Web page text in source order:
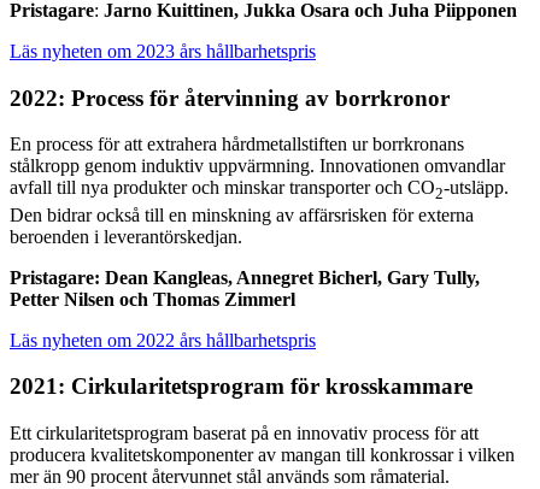
Pristagare: Jarno Kuittinen, Jukka Osara och Juha Piipponen
Läs nyheten om 2023 års hållbarhetspris
2022: Process för återvinning av borrkronor
En process för att extrahera hårdmetallstiften ur borrkronans
stålkropp genom induktiv uppvärmning. Innovationen omvandlar
avfall till nya produkter och minskar transporter och CO2-utsläpp.
Den bidrar också till en minskning av affärsrisken för externa
beroenden i leverantörskedjan.
Pristagare: Dean Kangleas, Annegret Bicherl, Gary Tully,
Petter Nilsen och Thomas Zimmerl
Läs nyheten om 2022 års hållbarhetspris
2021: Cirkularitetsprogram för krosskammare
Ett cirkularitetsprogram baserat på en innovativ process för att
producera kvalitetskomponenter av mangan till konkrossar i vilken
mer än 90 procent återvunnet stål används som råmaterial.